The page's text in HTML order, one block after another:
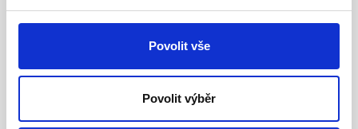
Povolit vše
Povolit výběr